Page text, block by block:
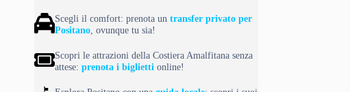
Scegli il comfort: prenota untransfer privato per
Positano, ovunque tu sia!
Scopri le attrazioni della Costiera Amalfitana senza
attese:prenota i biglietti online!